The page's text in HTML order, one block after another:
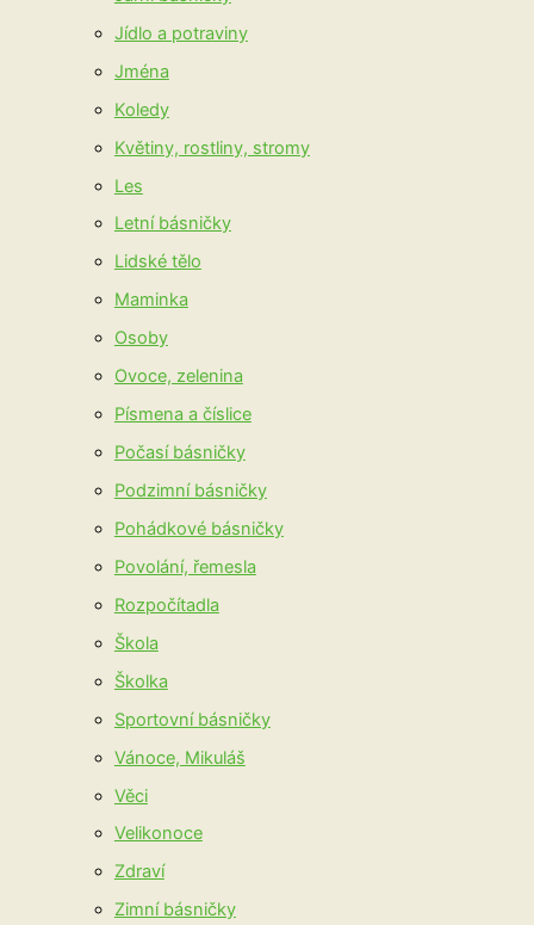
Jídlo a potraviny
Jména
Koledy
Květiny, rostliny, stromy
Les
Letní básničky
Lidské tělo
Maminka
Osoby
Ovoce, zelenina
Písmena a číslice
Počasí básničky
Podzimní básničky
Pohádkové básničky
Povolání, řemesla
Rozpočítadla
Škola
Školka
Sportovní básničky
Vánoce, Mikuláš
Věci
Velikonoce
Zdraví
Zimní básničky